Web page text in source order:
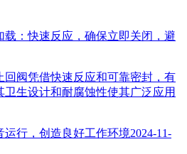
载：快速反应，确保立即关闭，避
回阀凭借快速反应和可靠密封，有
生设计和耐腐蚀性使其广泛应用
运行，创造良好工作环境2024-11-